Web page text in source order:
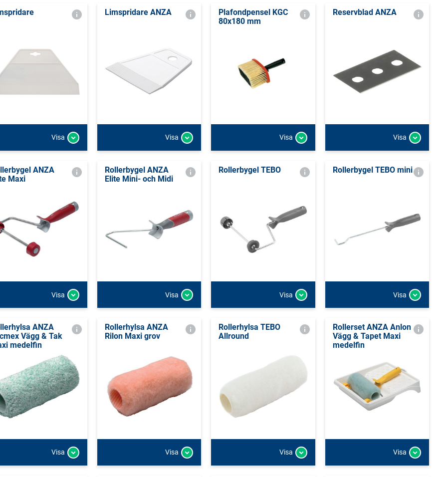
Visa
Limspridare ANZA
Visa
Plafondpensel KGC
80x180 mm
Visa
Reservblad ANZA
Visa
ANZA
Maxi
Visa
Rollerbygel ANZA
Elite Mini- och Midi
Visa
Rollerbygel TEBO
Visa
Rollerbygel TEBO mini
Visa
ANZA
Vägg & Tak
medelfin
Visa
Rollerhylsa ANZA
Rilon Maxi grov
Visa
Rollerhylsa TEBO
Allround
Visa
Rollerset ANZA Anlon
Vägg & Tapet Maxi
medelfin
Visa